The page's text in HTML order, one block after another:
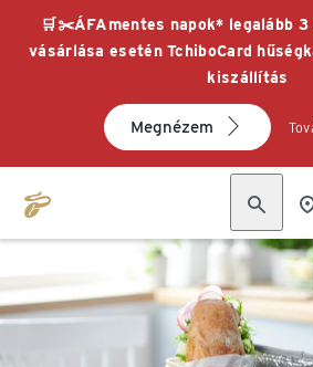
🛒✂️ÁFAmentes napok* legalább
vásárlása esetén TchiboCard
kiszállítás
Megnézem